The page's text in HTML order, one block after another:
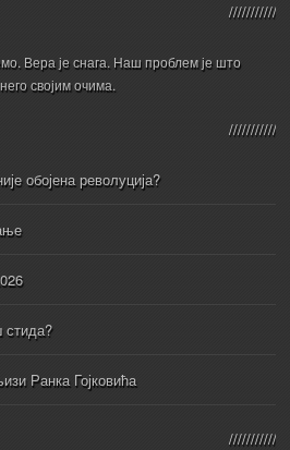
Вера је снага. Наш проблем је што
својим очима.
обојена револуција?
стида?
Ранка Гојковића